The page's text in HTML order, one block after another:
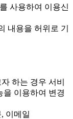
사용하여 이용신
내용을 허위로 기
하는 경우 서비
을 이용하여 변경
이메일